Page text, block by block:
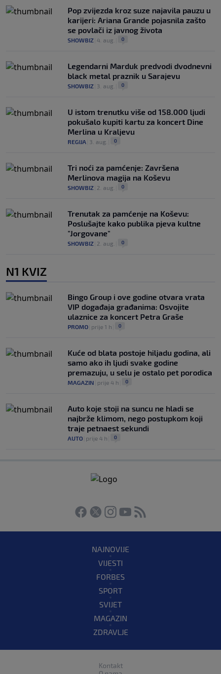
Pop zvijezda kroz suze najavila pauzu u
karijeri: Ariana Grande pojasnila zašto
se povlači iz javnog života
SHOWBIZ 4. aug. 0
Legendarni Marduk predvodi dvodnevni
black metal praznik u Sarajevu
SHOWBIZ 3. aug. 0
U istom trenutku više od 158.000 ljudi
pokušalo kupiti kartu za koncert Dine
Merlina u Kraljevu
REGIJA 3. aug. 0
Tri noći za pamćenje: Završena
Merlinova magija na Koševu
SHOWBIZ 2. aug. 0
Trenutak za pamćenje na Koševu:
Poslušajte kako publika pjeva kultne
"Jorgovane"
SHOWBIZ 2. aug. 0
N1 KVIZ
Bingo Group i ove godine otvara vrata
VIP događaja građanima: Osvojite
ulaznice za koncert Petra Graše
PROMO prije 1 h 0
Kuće od blata postoje hiljadu godina, ali
samo ako ih ljudi svake godine
premazuju, u selu je ostalo pet porodica
MAGAZIN prije 4 h 0
Auto koje stoji na suncu ne hladi se
najbrže klimom, nego postupkom koji
traje petnaest sekundi
AUTO prije 4 h 0
NAJNOVIJE
VIJESTI
FORBES
SPORT
SVIJET
MAGAZIN
ZDRAVLJE
Kontakt